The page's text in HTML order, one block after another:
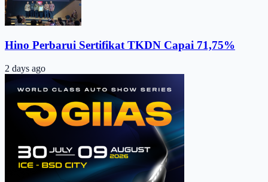
Hino Perbarui Sertifikat TKDN Capai 71,75%
2 days ago